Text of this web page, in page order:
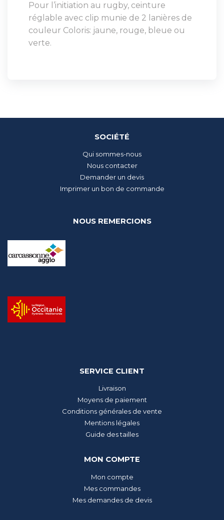
Pour l’initiation au rugby, ceinture
réglable avec clip munie de 2 lanières de
couleur Coloris: jaune, rouge, bleue ou
verte.
SOCIÉTÉ
Qui sommes-nous
Nous contacter
Demander un devis
Imprimer un bon de commande
NOUS REMERCIONS
SERVICE CLIENT
Livraison
Moyens de paiement
Conditions générales de vente
Mentions légales
Guide des tailles
MON COMPTE
Mon compte
Mes commandes
Mes demandes de devis